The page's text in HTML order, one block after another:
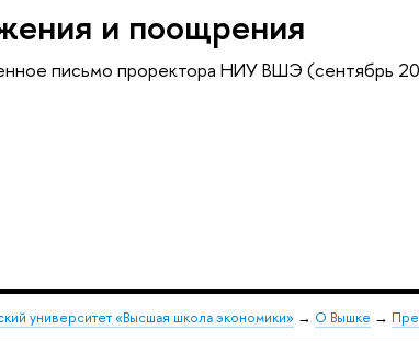
и поощрения
письмо проректора НИУ ВШЭ (сентябрь
университет «Высшая школа экономики» → О Вышке →